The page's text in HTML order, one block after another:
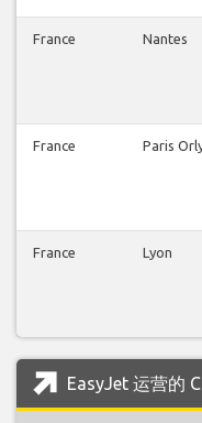
France Nantes
France Paris
France Lyon
EasyJet 运营的